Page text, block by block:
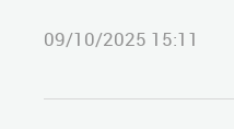
09/10/2025 15:11